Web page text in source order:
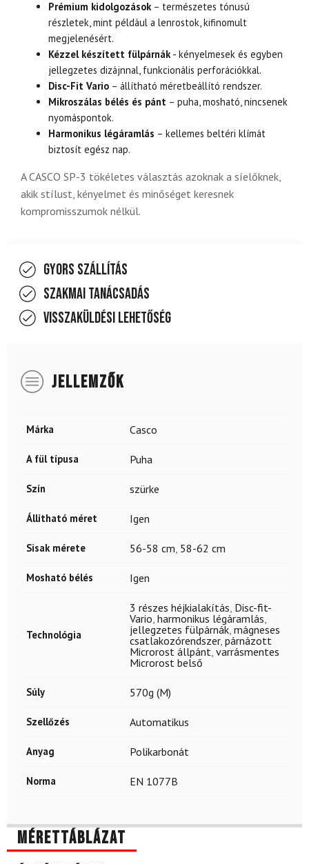
Prémium kidolgozások– természetes tónusú
részletek, mint például a lenrostok, kifinomult
megjelenésért.
Kézzel készített fülpárnák- kényelmesek és egyben
jellegzetes dizájnnal, funkcionális perforációkkal.
Disc-Fit Vario – állítható méretbeállító rendszer.
Mikroszálas bélés és pánt – puha, mosható, nincsenek
nyomáspontok.
Harmonikus légáramlás – kellemes beltéri klímát
biztosít egész nap.
A CASCO SP-3 tökéletes választás azoknak a síelőknek,
akik stílust, kényelmet és minőséget keresnek
kompromisszumok nélkül.
Gyors szállítás
Szakmai tanácsadás
Visszaküldési lehetőség
JELLEMZŐK
Márka Casco
A fül típusa Puha
Szín szürke
Állítható méret Igen
Sisak mérete 56-58 cm, 58-62 cm
Mosható bélés Igen
Technológia
3 részes héjkialakítás, Disc-fit-
Vario, harmonikus légáramlás,
jellegzetes fülpárnák, mágneses
csatlakozórendszer, párnázott
Microrost állpánt, varrásmentes
Microrost belső
Súly 570g (M)
Szellőzés Automatikus
Anyag Polikarbonát
Norma EN 1077B
Mérettáblázat